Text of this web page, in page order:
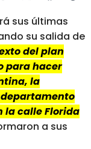
sus últimas
su salida de
del plan
para hacer
la
la calle Florida
a sus